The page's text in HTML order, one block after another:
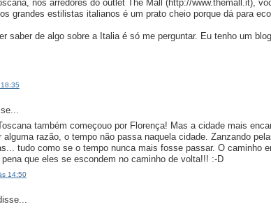
nos arredores do outlet The Mall (http://www.themall.it),
grandes estilistas italianos é um prato cheio porque dá para
saber de algo sobre a Italia é só me perguntar. Eu tenho um
também começouo por Florença! Mas a cidade mais
alguma razão, o tempo não passa naquela cidade. Zanzando
tudo como se o tempo nunca mais fosse passar. O caminho
que eles se escondem no caminho de volta!!! :-D
14:50